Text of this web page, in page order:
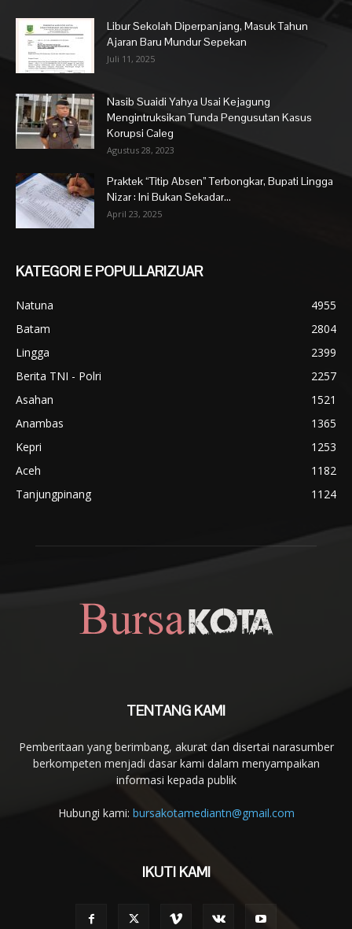
Libur Sekolah Diperpanjang, Masuk Tahun
Ajaran Baru Mundur Sepekan
Juli 11, 2025
Nasib Suaidi Yahya Usai Kejagung
Mengintruksikan Tunda Pengusutan Kasus
Korupsi Caleg
Agustus 28, 2023
Praktek “Titip Absen” Terbongkar, Bupati Lingga
Nizar : Ini Bukan Sekadar...
April 23, 2025
KATEGORI E POPULLARIZUAR
Natuna
4955
Batam
2804
Lingga
2399
Berita TNI - Polri
2257
Asahan
1521
Anambas
1365
Kepri
1253
Aceh
1182
Tanjungpinang
1124
TENTANG KAMI
Pemberitaan yang berimbang, akurat dan disertai narasumber
berkompeten menjadi dasar kami dalam menyampaikan
informasi kepada publik
Hubungi kami: bursakotamediantn@gmail.com
IKUTI KAMI